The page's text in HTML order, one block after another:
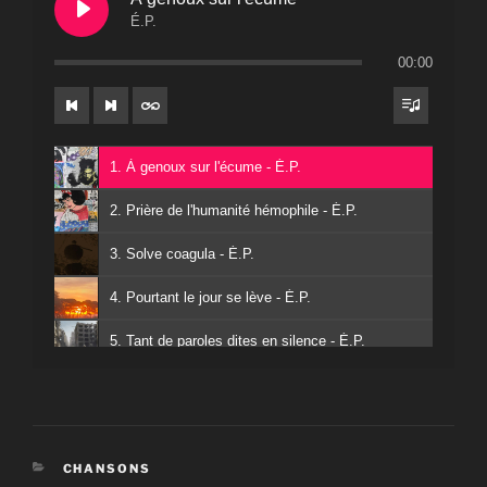
É.P.
00:00
1. À genoux sur l'écume - É.P.
2. Prière de l'humanité hémophile - É.P.
3. Solve coagula - É.P.
4. Pourtant le jour se lève - É.P.
5. Tant de paroles dites en silence - É.P.
8. Trou-peau - É.P.
CATÉGORIES
CHANSONS